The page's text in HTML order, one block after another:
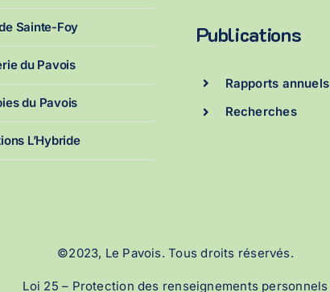
Sainte-Foy
du Pavois
du Pavois
L’Hybride
Publications
Rapports annuels
Recherches
©2023, Le Pavois. Tous droits réservés.
Loi 25 – Protection des renseignements personnels